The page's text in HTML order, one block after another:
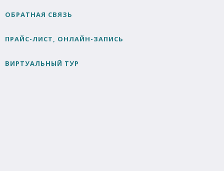
ОБРАТНАЯ СВЯЗЬ
ПРАЙС-ЛИСТ, ОНЛАЙН-ЗАПИСЬ
ВИРТУАЛЬНЫЙ ТУР